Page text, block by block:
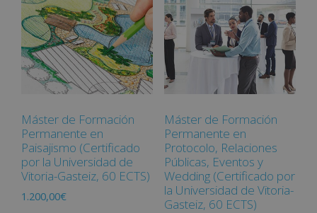
Máster de Formación
Permanente en
Paisajismo (Certificado
por la Universidad de
Vitoria-Gasteiz, 60 ECTS)
1.200,00€
Máster de Formación
Permanente en
Protocolo, Relaciones
Públicas, Eventos y
Wedding (Certificado por
la Universidad de Vitoria-
Gasteiz, 60 ECTS)